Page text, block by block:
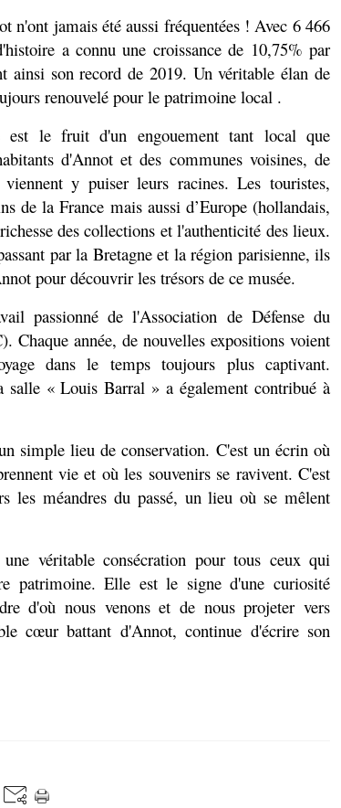
n'ont jamais été aussi fréquentées ! Avec 6 466
a connu une croissance de 10,75% par
ainsi son record de 2019. Un véritable élan de
renouvelé pour le patrimoine local .
est le fruit d'un engouement tant local que
d'Annot et des communes voisines, de
y puiser leurs racines. Les touristes,
de la France mais aussi d’Europe (hollandais,
des collections et l'authenticité des lieux.
par la Bretagne et la région parisienne, ils
pour découvrir les trésors de ce musée.
passionné de l'Association de Défense du
année, de nouvelles expositions voient
dans le temps toujours plus captivant.
salle « Louis Barral » a également contribué à
simple lieu de conservation. C'est un écrin où
vie et où les souvenirs se ravivent. C'est
les méandres du passé, un lieu où se mêlent
véritable consécration pour tous ceux qui
patrimoine. Elle est le signe d'une curiosité
d'où nous venons et de nous projeter vers
cœur battant d'Annot, continue d'écrire son